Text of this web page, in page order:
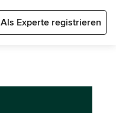
Als Experte registrieren